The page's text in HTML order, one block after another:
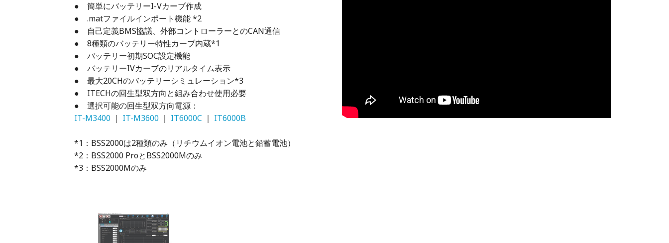
● 簡単にバッテリーI-Vカーブ作成
● .matファイルインポート機能 *2
● 自己定義BMS協議、外部コントローラーとのCAN通信
● 8種類のバッテリー特性カーブ内蔵*1
● バッテリー初期SOC設定機能
● バッテリーIVカーブのリアルタイム表示
● 最大20CHのバッテリーシミュレーション*3
● ITECHの回生型双方向と組み合わせ使用必要
● 選択可能の回生型双方向電源：
IT-M3400 ｜ IT-M3600 ｜ IT6000C ｜ IT6000B
*1：BSS2000は2種類のみ（リチウムイオン電池と鉛蓄電池）
*2：BSS2000 ProとBSS2000Mのみ
*3：BSS2000Mのみ